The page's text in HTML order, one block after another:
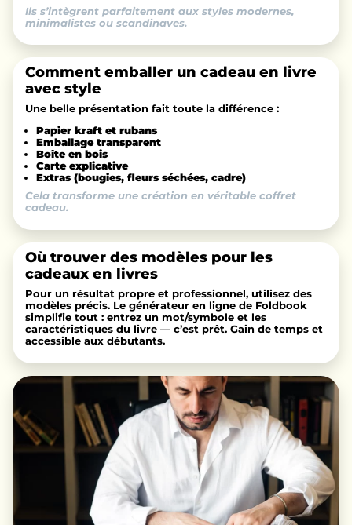
Ils s’intègrent parfaitement aux styles modernes,
minimalistes ou scandinaves.
Comment emballer un cadeau en livre
avec style
Une belle présentation fait toute la différence :
Papier kraft et rubans
Emballage transparent
Boîte en bois
Carte explicative
Extras (bougies, fleurs séchées, cadre)
Cela transforme une création en véritable coffret
cadeau.
Où trouver des modèles pour les
cadeaux en livres
Pour un résultat propre et professionnel, utilisez des
modèles précis. Le générateur en ligne de Foldbook
simplifie tout : entrez un mot/symbole et les
caractéristiques du livre — c’est prêt. Gain de temps et
accessible aux débutants.